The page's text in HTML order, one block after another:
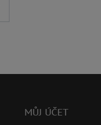
MŮJ ÚČET